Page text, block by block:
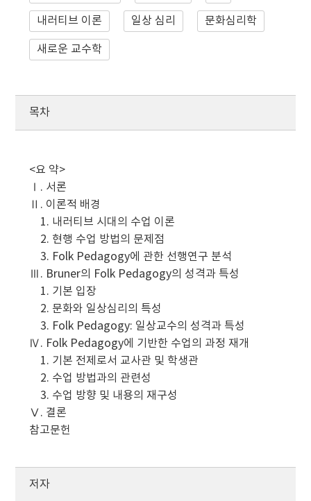
내러티브 이론 일상 심리 문화심리학
새로운 교수학
목차
<요 약>
Ⅰ. 서론
Ⅱ. 이론적 배경
1. 내러티브 시대의 수업 이론
2. 현행 수업 방법의 문제점
3. Folk Pedagogy에 관한 선행연구 분석
Ⅲ. Bruner의 Folk Pedagogy의 성격과 특성
1. 기본 입장
2. 문화와 일상심리의 특성
3. Folk Pedagogy: 일상교수의 성격과 특성
Ⅳ. Folk Pedagogy에 기반한 수업의 과정 재개
1. 기본 전제로서 교사관 및 학생관
2. 수업 방법과의 관련성
3. 수업 방향 및 내용의 재구성
Ⅴ. 결론
참고문헌
저자